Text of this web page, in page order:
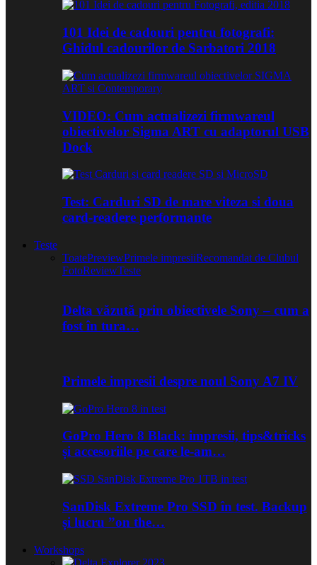
101 Idei de cadouri pentru fotografi:
Ghidul cadourilor de Sarbatori 2018
VIDEO: Cum actualizezi firmwareul
obiectivelor Sigma ART cu adaptorul USB
Dock
Test: Carduri SD de mare viteza si doua
card-readere performante
Teste
ToatePreviewPrimele impresiiRecomandat de Clubul
FotoReviewTeste
Delta văzută prin obiectivele Sony – cum a
fost în tura…
Primele impresii despre noul Sony A7 IV
GoPro Hero 8 Black: impresii, tips&tricks
și accesoriile pe care le-am…
SanDisk Extreme Pro SSD în test. Backup
și lucru ”on the…
Workshops